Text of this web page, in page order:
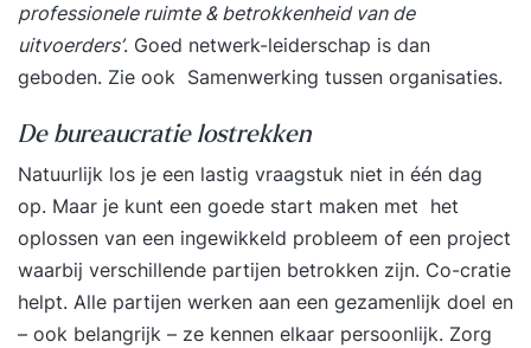
professionele ruimte & betrokkenheid van de
uitvoerders’. Goed netwerk-leiderschap is dan
geboden. Zie ook Samenwerking tussen organisaties.
De bureaucratie lostrekken
Natuurlijk los je een lastig vraagstuk niet in één dag
op. Maar je kunt een goede start maken met het
oplossen van een ingewikkeld probleem of een project
waarbij verschillende partijen betrokken zijn. Co-cratie
helpt. Alle partijen werken aan een gezamenlijk doel en
– ook belangrijk – ze kennen elkaar persoonlijk. Zorg